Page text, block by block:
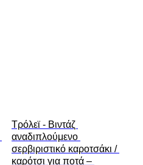
Τρόλεϊ - Βιντάζ
αναδιπλούμενο
σερβιριστικό καροτσάκι /
καρότσι για ποτά –